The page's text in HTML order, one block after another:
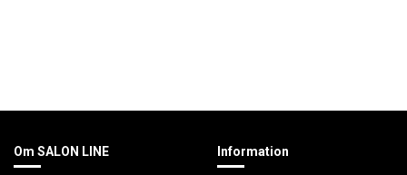
Om SALON LINE Information